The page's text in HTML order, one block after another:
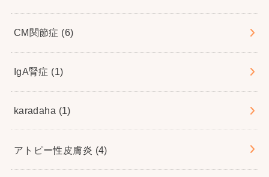
CM関節症 (6)
IgA腎症 (1)
karadaha (1)
アトピー性皮膚炎 (4)